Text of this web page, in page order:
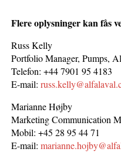
Flere oplysninger kan fås
Russ Kelly
Portfolio Manager, Pumps,
Telefon: +44 7901 95 4183
E-mail:
Marianne Højby
Marketing Communication
Mobil: +45 28 95 44 71
E-mail: